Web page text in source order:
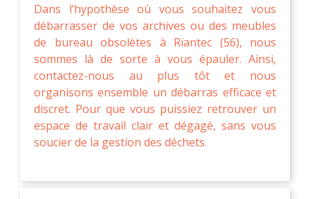
Dans l’hypothèse où vous souhaitez vous
débarrasser de vos archives ou des meubles
de bureau obsolètes à Riantec (56), nous
sommes là de sorte à vous épauler. Ainsi,
contactez-nous au plus tôt et nous
organisons ensemble un débarras efficace et
discret. Pour que vous puissiez retrouver un
espace de travail clair et dégagé, sans vous
soucier de la gestion des déchets.